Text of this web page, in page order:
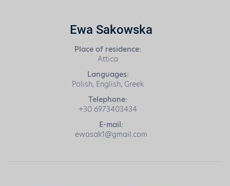
Ewa Sakowska
Place of residence:
Attica
Languages:
Polish, English, Greek
Telephone:
+30 6973403434
E-mail:
ewasak1@gmail.com